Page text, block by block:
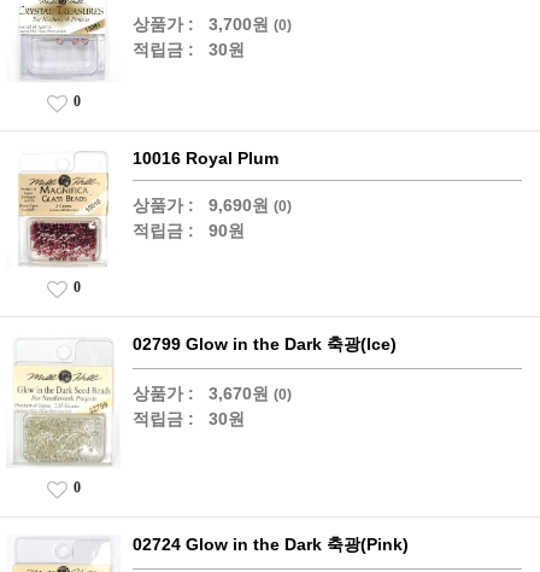
상품가 : 3,700원 (0)
적립금 : 30원
0
10016 Royal Plum
상품가 : 9,690원 (0)
적립금 : 90원
0
02799 Glow in the Dark 축광(Ice)
상품가 : 3,670원 (0)
적립금 : 30원
0
02724 Glow in the Dark 축광(Pink)